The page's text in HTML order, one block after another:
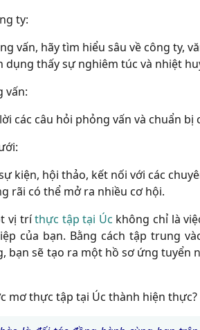
ty:
vấn, hãy tìm hiểu sâu về công ty,
dụng thấy sự nghiêm túc và nhiệt
vấn:
các câu hỏi phỏng vấn và chuẩn
kiện, hội thảo, kết nối với các
rãi có thể mở ra nhiều cơ hội.
vị tríthực tập tại Úc không chỉ là
của bạn. Bằng cách tập trung
bạn sẽ tạo ra một hồ sơ ứng tuyển
mơ thực tập tại Úc thành hiện thực?